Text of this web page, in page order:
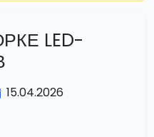
LED-
15.04.2026